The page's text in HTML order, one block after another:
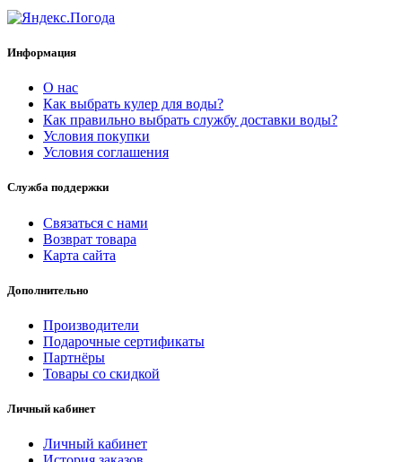
Информация
О нас
Как выбрать кулер для воды?
Как правильно выбрать службу доставки воды?
Условия покупки
Условия соглашения
Служба поддержки
Связаться с нами
Возврат товара
Карта сайта
Дополнительно
Производители
Подарочные сертификаты
Партнёры
Товары со скидкой
Личный кабинет
Личный кабинет